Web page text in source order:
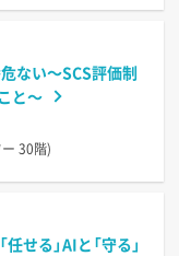
ない〜SCS評価制
と〜
30階)
せる」AIと「守る」